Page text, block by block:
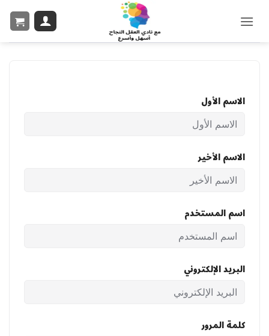
الاسم الأول
الاسم الأخير
اسم المستخدم
البريد الإلكتروني
كلمة المرور